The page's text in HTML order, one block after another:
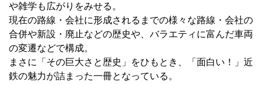
や雑学も広がりをみせる。
現在の路線・会社に形成されるまでの様々な路線・会社の
合併や新設・廃止などの歴史や、バラエティに富んだ車両
の変遷などで構成。
まさに「その巨大さと歴史」をひもとき、「面白い！」近
鉄の魅力が詰まった一冊となっている。